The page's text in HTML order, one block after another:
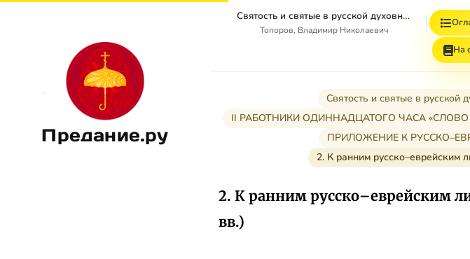
Предание.ру
Святость и святые в русской духовной культуре. Том 1.
Топоров, Владимир Николаевич
На
Святость и святые в русской
II РАБОТНИКИ ОДИННАДЦАТОГО ЧАСА
ПРИЛОЖЕНИЕ К
2. К ранним русско–еврейским
2. К ранним русско–еврейским
вв.)